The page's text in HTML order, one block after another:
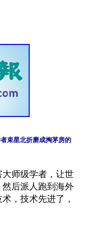
束星北折磨成掏茅房的
大师级学者，让世
后派人跑到海外
，技术先进了，